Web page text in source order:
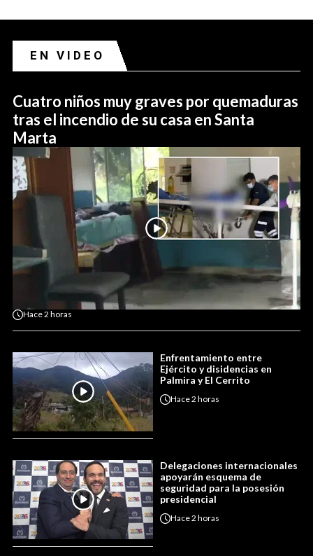
EN VIDEO
Cuatro niños muy graves por quemaduras
tras el incendio de su casa en Santa
Marta
Hace2 horas
Enfrentamiento entre
Ejército y disidencias en
Palmira y El Cerrito
Hace2 horas
Delegaciones internacionales
apoyarán esquema de
seguridad para la posesión
presidencial
Hace2 horas